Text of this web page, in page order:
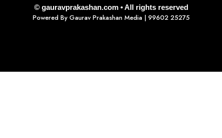
© gauravprakashan.com • All rights reserved
Powered By Gaurav Prakashan Media| 99602 25275